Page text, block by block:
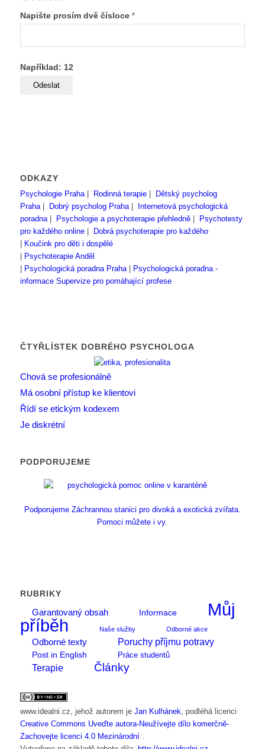
Napište prosím dvě čísloce *
Například: 12
ODKAZY
Psychologie Praha| Rodinná terapie|
Dětský psycholog
Praha| Dobrý psycholog Praha|
Internetová psychologická
poradna| Psychologie a psychoterapie přehledně|
Psychotesty
pro každého online|
Dobrá psychoterapie pro každého
Koučink pro děti i dospělé
Psychoterapie Anděl
Psychologická poradna Praha|
Psychologická poradna -
informace Supervize pro pomáhající profese
ČTYŘLÍSTEK DOBRÉHO PSYCHOLOGA
Chová se profesionálně
Má osobní přístup ke klientovi
Řídí se etickým kodexem
Je diskrétní
PODPORUJEME
Podporujeme Záchrannou stanici pro divoká a exotická zvířata.
Pomoci můžete i vy.
RUBRIKY
Garantovaný obsah
Informace
Můj
příběh
Naše služby Odborné akce
Odborné texty Poruchy příjmu potravy
Post in English Práce studentů
Terapie Články
www.idealni.cz , jehož autorem je Jan Kulhánek , podléhá licenci
Creative Commons Uveďte autora-Neužívejte dílo komerčně-
Zachovejte licenci 4.0 Mezinárodní